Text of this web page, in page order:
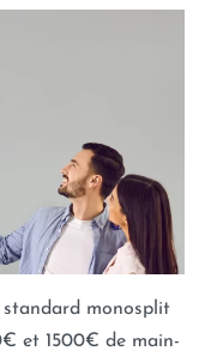
monosplit
et 1500€ de main-